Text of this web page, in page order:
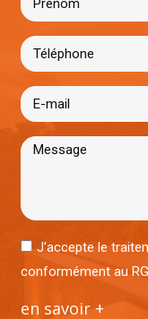
J'accepte le
conformément au
en savoir +